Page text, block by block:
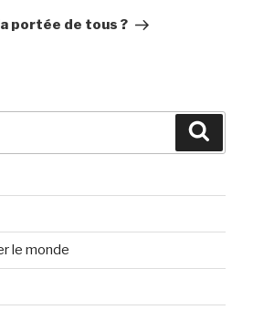
portée de tous ?
le monde